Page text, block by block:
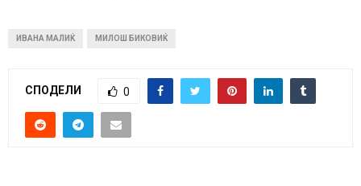
ИВАНА МАЛИЌ МИЛОШ БИКОВИЌ
СПОДЕЛИ 0